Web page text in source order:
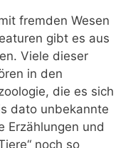
fremden Wesen
gibt es aus
Viele dieser
in den
die es sich
dato unbekannte
Erzählungen und
noch so